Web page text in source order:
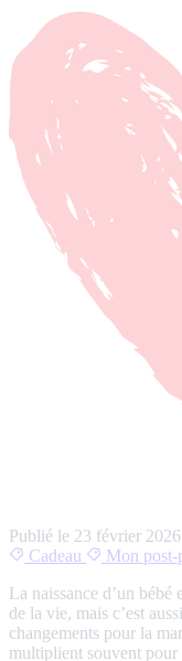
Publié le 23 février 2026
Cadeau
Mon post-
La naissance d’un bébé
de la vie, mais c’est
changements pour la
multiplient souvent